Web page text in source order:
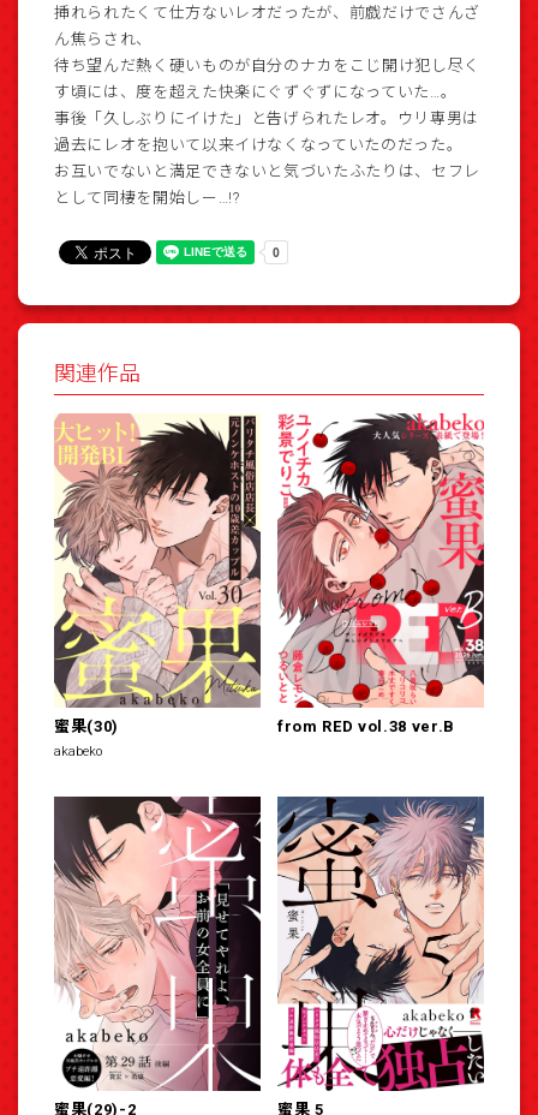
挿れられたくて仕方ないレオだったが、前戯だけでさんざ
ん焦らされ、
待ち望んだ熱く硬いものが自分のナカをこじ開け犯し尽く
す頃には、度を超えた快楽にぐずぐずになっていた…。
事後「久しぶりにイけた」と告げられたレオ。ウリ専男は
過去にレオを抱いて以来イけなくなっていたのだった。
お互いでないと満足できないと気づいたふたりは、セフレ
として同棲を開始しー…!?
関連作品
蜜果(30)
akabeko
from RED vol.38 ver.B
蜜果(29)-2 蜜果 5